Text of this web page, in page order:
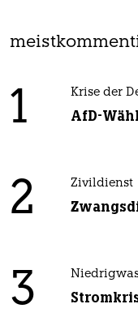
1 Krise der
AfD-
2 Zivildienst
3